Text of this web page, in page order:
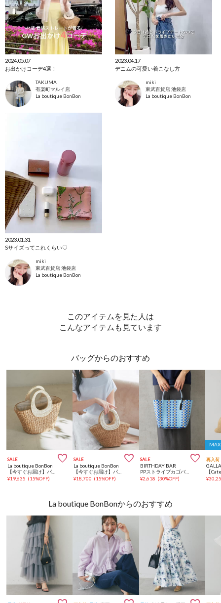
2024.05.07
お出かけコーデ4選！
TAKUMA
有楽町マルイ店
La boutique BonBon
2023.04.17
デニムの可愛い着こなし方
miki
東武百貨店 池袋店
La boutique BonBon
2023.01.31
Sサイズってこれくらい♡
miki
東武百貨店 池袋店
La boutique BonBon
このアイテムを見た人は
こんなアイテムも見ています
バッグからのおすすめ
SALE 
La boutique BonBon
¥19,635 (15%OFF)
SALE 
La boutique BonBon
¥18,700 (15%OFF)
SALE 
BIRTHDAY BAR
PPストライプカゴバッグ
¥2,618 (30%OFF)
再入荷
¥
La boutique BonBonからのおすすめ